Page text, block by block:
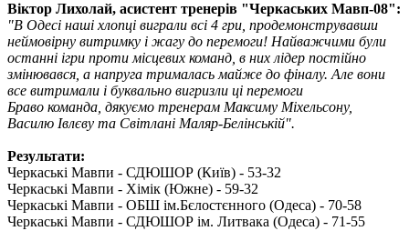
Віктор Лихолай, асистент тренерів "Черкаських Мавп-08":
"В Одесі наші хлопці виграли всі 4 гри, продемонструвавши
неймовірну витримку і жагу до перемоги! Найважчими були
останні ігри проти місцевих команд, в них лідер постійно
змінювався, а напруга трималась майже до фіналу. Але вони
все витримали і буквально вигризли ці перемоги
Браво команда, дякуємо тренерам Максиму Міхельсону,
Василю Івлєву та Світлані Маляр-Белінській".
Результати:
Черкаські Мавпи - СДЮШОР (Київ) - 53-32
Черкаські Мавпи - Хімік (Южне) - 59-32
Черкаські Мавпи - ОБШ ім.Бєлостєнного (Одеса) - 70-58
Черкаські Мавпи - СДЮШОР ім. Литвака (Одеса) - 71-55